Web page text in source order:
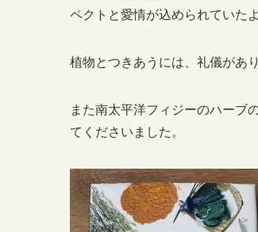
ペクトと愛情が込められていた
植物とつきあうには、礼儀があ
また南太平洋フィジーのハーブ
てくださいました。